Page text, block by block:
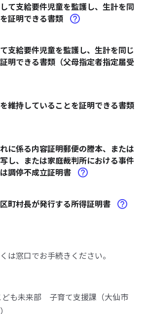
て支給要件児童を監護し、生計を同
証明できる書類
支給要件児童を監護し、生計を同じ
明できる書類（父母指定者指定届受
維持していることを証明できる書類
に係る内容証明郵便の謄本、または
し、または家庭裁判所における事件
調停不成立証明書
町村長が発行する所得証明書
は窓口でお手続きください。
ども未来部 子育て支援課（大仙市